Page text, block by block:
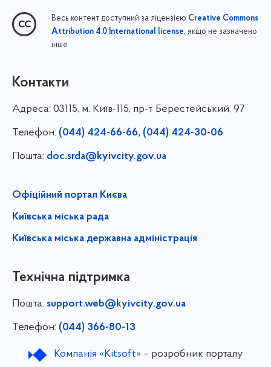
Весь контент доступний за ліцензією Creative Commons
Attribution 4.0 International license, якщо не зазначено
інше
Контакти
Адреса: 03115, м. Київ-115, пр-т Берестейський, 97
Телефон: (044) 424-66-66, (044) 424-30-06
Пошта: doc.srda@kyivcity.gov.ua
Офіційний портал Києва
Київська міська рада
Київська міська державна адміністрація
Технічна підтримка
Пошта: support.web@kyivcity.gov.ua
Телефон: (044) 366-80-13
Компанія «Kitsoft»– розробник порталу